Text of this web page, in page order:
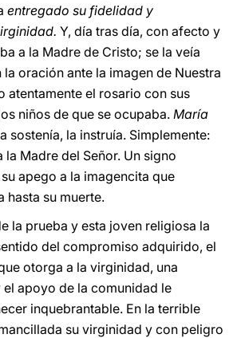
entregado su fidelidad y
Y, día tras día, con afecto y
a la Madre de Cristo; se la veía
oración ante la imagen de Nuestra
atentamente el rosario con sus
niños de que se ocupaba. María
sostenía, la instruía. Simplemente:
la Madre del Señor. Un signo
apego a la imagencita que
hasta su muerte.
la prueba y esta joven religiosa la
del compromiso adquirido, el
otorga a la virginidad, una
apoyo de la comunidad le
inquebrantable. En la terrible
su virginidad y con peligro